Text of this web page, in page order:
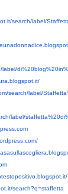
search/label/
search/label/
label/
search?q=staffetta